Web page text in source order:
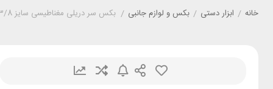
خانه / ابزار دستی / بکس و لوازم جانبی / بکس سر دریلی مغناطیسی سایز 3/8 بسته 5 عددی